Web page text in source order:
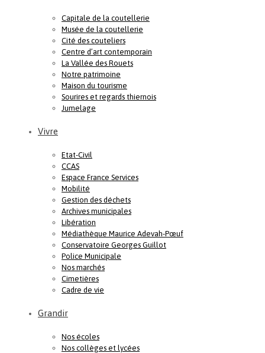
Capitale de la coutellerie
Musée de la coutellerie
Cité des couteliers
Centre d’art contemporain
La Vallée des Rouets
Notre patrimoine
Maison du tourisme
Sourires et regards thiernois
Jumelage
Vivre
Etat-Civil
CCAS
Espace France Services
Mobilité
Gestion des déchets
Archives municipales
Libération
Médiathèque Maurice Adevah-Pœuf
Conservatoire Georges Guillot
Police Municipale
Nos marchés
Cimetières
Cadre de vie
Grandir
Nos écoles
Nos collèges et lycées